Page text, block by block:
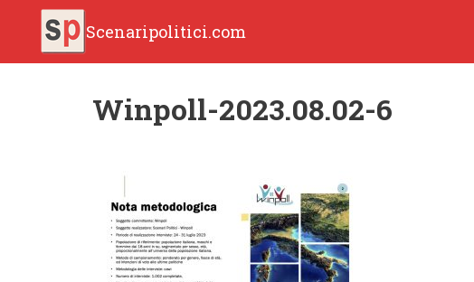
Scenaripolitici.com
Winpoll-2023.08.02-6